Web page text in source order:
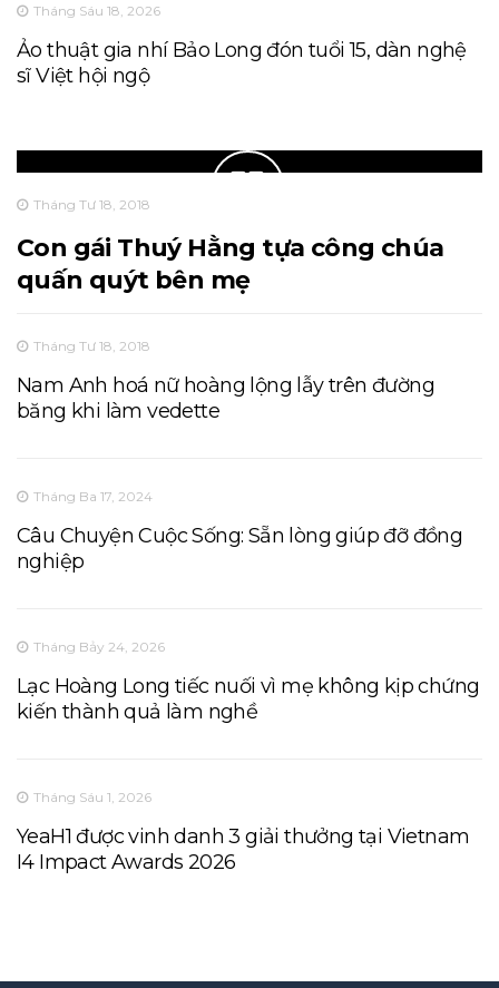
Tháng Sáu 18, 2026
Ảo thuật gia nhí Bảo Long đón tuổi 15, dàn nghệ
sĩ Việt hội ngộ
Tháng Tư 18, 2018
Con gái Thuý Hằng tựa công chúa
quấn quýt bên mẹ
Tháng Tư 18, 2018
Nam Anh hoá nữ hoàng lộng lẫy trên đường
băng khi làm vedette
Tháng Ba 17, 2024
Câu Chuyện Cuộc Sống: Sẵn lòng giúp đỡ đồng
nghiệp
Tháng Bảy 24, 2026
Lạc Hoàng Long tiếc nuối vì mẹ không kịp chứng
kiến thành quả làm nghề
Tháng Sáu 1, 2026
YeaH1 được vinh danh 3 giải thưởng tại Vietnam
I4 Impact Awards 2026